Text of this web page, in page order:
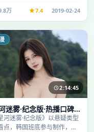
万 7.4 2019-02-24
2:14:45
迷雾·纪念版·热播口碑
剧情扎实演技在线
河迷雾·纪念版》以悬疑类型
点，韩国班底参与制作，叙